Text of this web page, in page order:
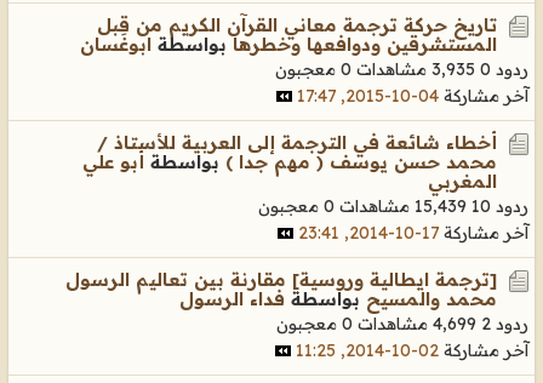
تاريخ حركة ترجمة معاني القرآن الكريم من قِبل
المستشرقين ودوافعها وخطرها بواسطة ابوغسان
ردود 0 3,935 مشاهدات
0 معجبون
آخر مشاركة 04-10-2015, 17:47
أخطاء شائعة في الترجمة إلى العربية للأستاذ /
محمد حسن يوسف ( مهم جدا ) بواسطة أبو علي
المغربي
ردود 10 15,439 مشاهدات
0 معجبون
آخر مشاركة 17-10-2014, 23:41
[ترجمة ايطالية وروسية] مقارنة بين تعاليم الرسول
محمد والمسيح بواسطة فداء الرسول
ردود 2 4,699 مشاهدات
0 معجبون
آخر مشاركة 02-10-2014, 11:25